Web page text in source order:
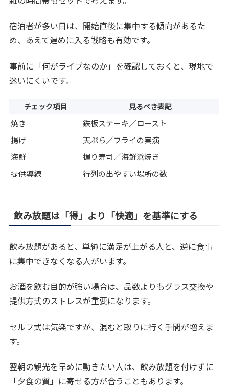
宿泊者が多い日は、開始直後に集中する傾向があるた
め、あえて遅めに入る戦略も有効です。
事前に「何がライブなのか」を確認しておくと、現地で
迷いにくいです。
チェック項目 見るべき表記
焼き
鉄板ステーキ／ロースト
揚げ
天ぷら／フライの実演
海鮮
握り寿司／海鮮浜焼き
提供導線
行列の出やすい場所の数
飲み放題は「得」より「快適」を基準にする
飲み放題があると、単純に満足が上がる人と、逆に食事
に集中できなくなる人がいます。
お酒を飲む目的が強い場合は、品数よりもグラス交換や
提供方式のストレスが重要になります。
セルフ式は気楽ですが、混むと取りに行く手間が増えま
す。
翌朝の観光を早めに動きたい人は、飲み放題を付けずに
「夕食の質」に寄せる方が合うこともあります。